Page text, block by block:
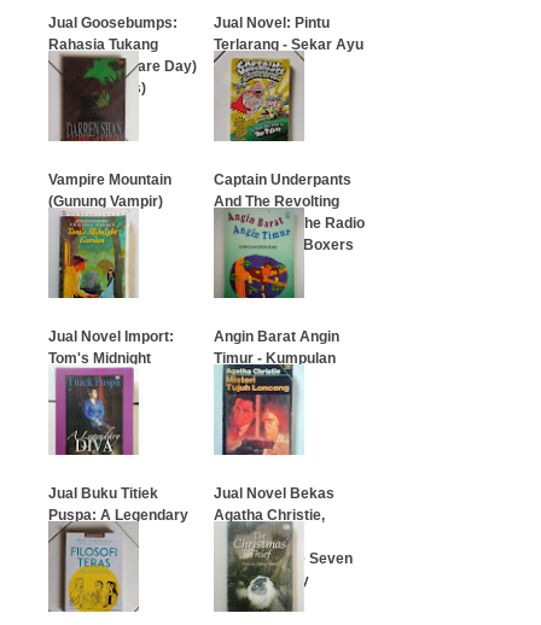
Jual Goosebumps:
Rahasia Tukang
Sulap (Bad Hare Day)
(Novel Bekas)
Jual Novel: Pintu
Terlarang - Sekar Ayu
Asmara
Vampire Mountain
(Gunung Vampir)
Darren Shan
…
Captain Underpants
And The Revolting
Revenge of The Radio
Active Robo-Boxers
…
Jual Novel Import:
Tom's Midnight
Garden
Angin Barat Angin
Timur - Kumpulan
Cerita Bijak
…
Jual Buku Titiek
Puspa: A Legendary
DIVA
Jual Novel Bekas
Agatha Christie,
Misteri Tujuh
Lonceng, The Seven
Dials Mystery